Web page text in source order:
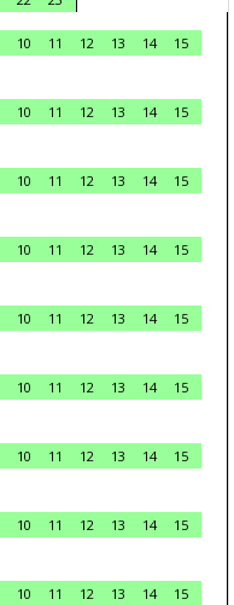
10 11 12 13 14
15
10 11 12 13 14
15
10 11 12 13 14
15
10 11 12 13 14
15
10 11 12 13 14
15
10 11 12 13 14
15
10 11 12 13 14
15
10 11 12 13 14
15
10 11 12 13 14 15